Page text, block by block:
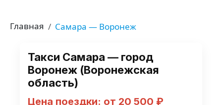
Главная Самара — Воронеж
Такси Самара — город
Воронеж (Воронежская
область)
Цена поездки: от 20 500 ₽